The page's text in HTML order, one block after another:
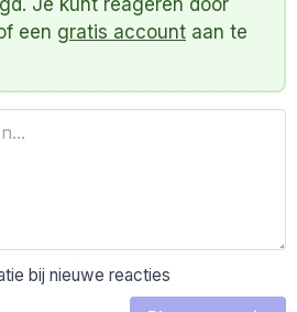
een gratis account aan te
bij nieuwe reacties